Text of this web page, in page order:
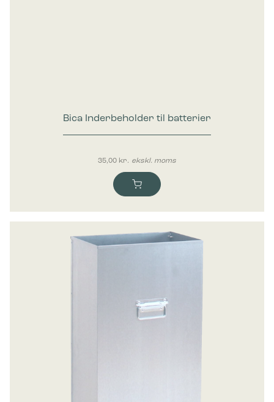
Bica Inderbeholder til batterier
35,00 kr. ekskl. moms